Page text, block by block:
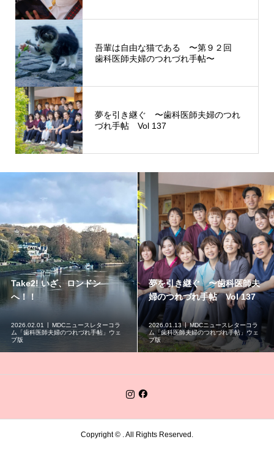
吾輩は自由な猫である 〜第９２回
歯科医師夫婦のつれづれ手帖〜
夢を引き継ぐ 〜歯科医師夫婦のつれ
づれ手帖 Vol 137
Take2! いざ、ロンドン
へ！！
2026.02.01
MDCニュースレターコラ
ム「歯科医師夫婦のつれづれ手帖」ウェ
ブ版
夢を引き継ぐ 〜歯科医師夫
婦のつれづれ手帖 Vol 137
2026.01.13
MDCニュースレターコラ
ム「歯科医師夫婦のつれづれ手帖」ウェ
ブ版
Copyright © . All Rights Reserved.